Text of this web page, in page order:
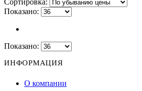
Показано:
Показано:
ИНФОРМАЦИЯ
О компании